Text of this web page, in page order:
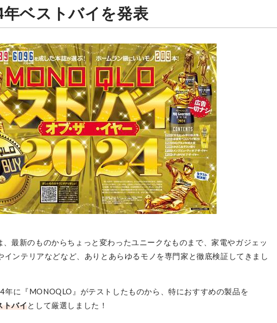
年ベストバイを発表
最新のものからちょっと変わったユニークなものまで、家電やガジェッ
インテリアなどなど、ありとあらゆるモノを専門家と徹底検証してきまし
年に『MONOQLO』がテストしたものから、特におすすめの製品を
トバイとして厳選しました！
SteamOne